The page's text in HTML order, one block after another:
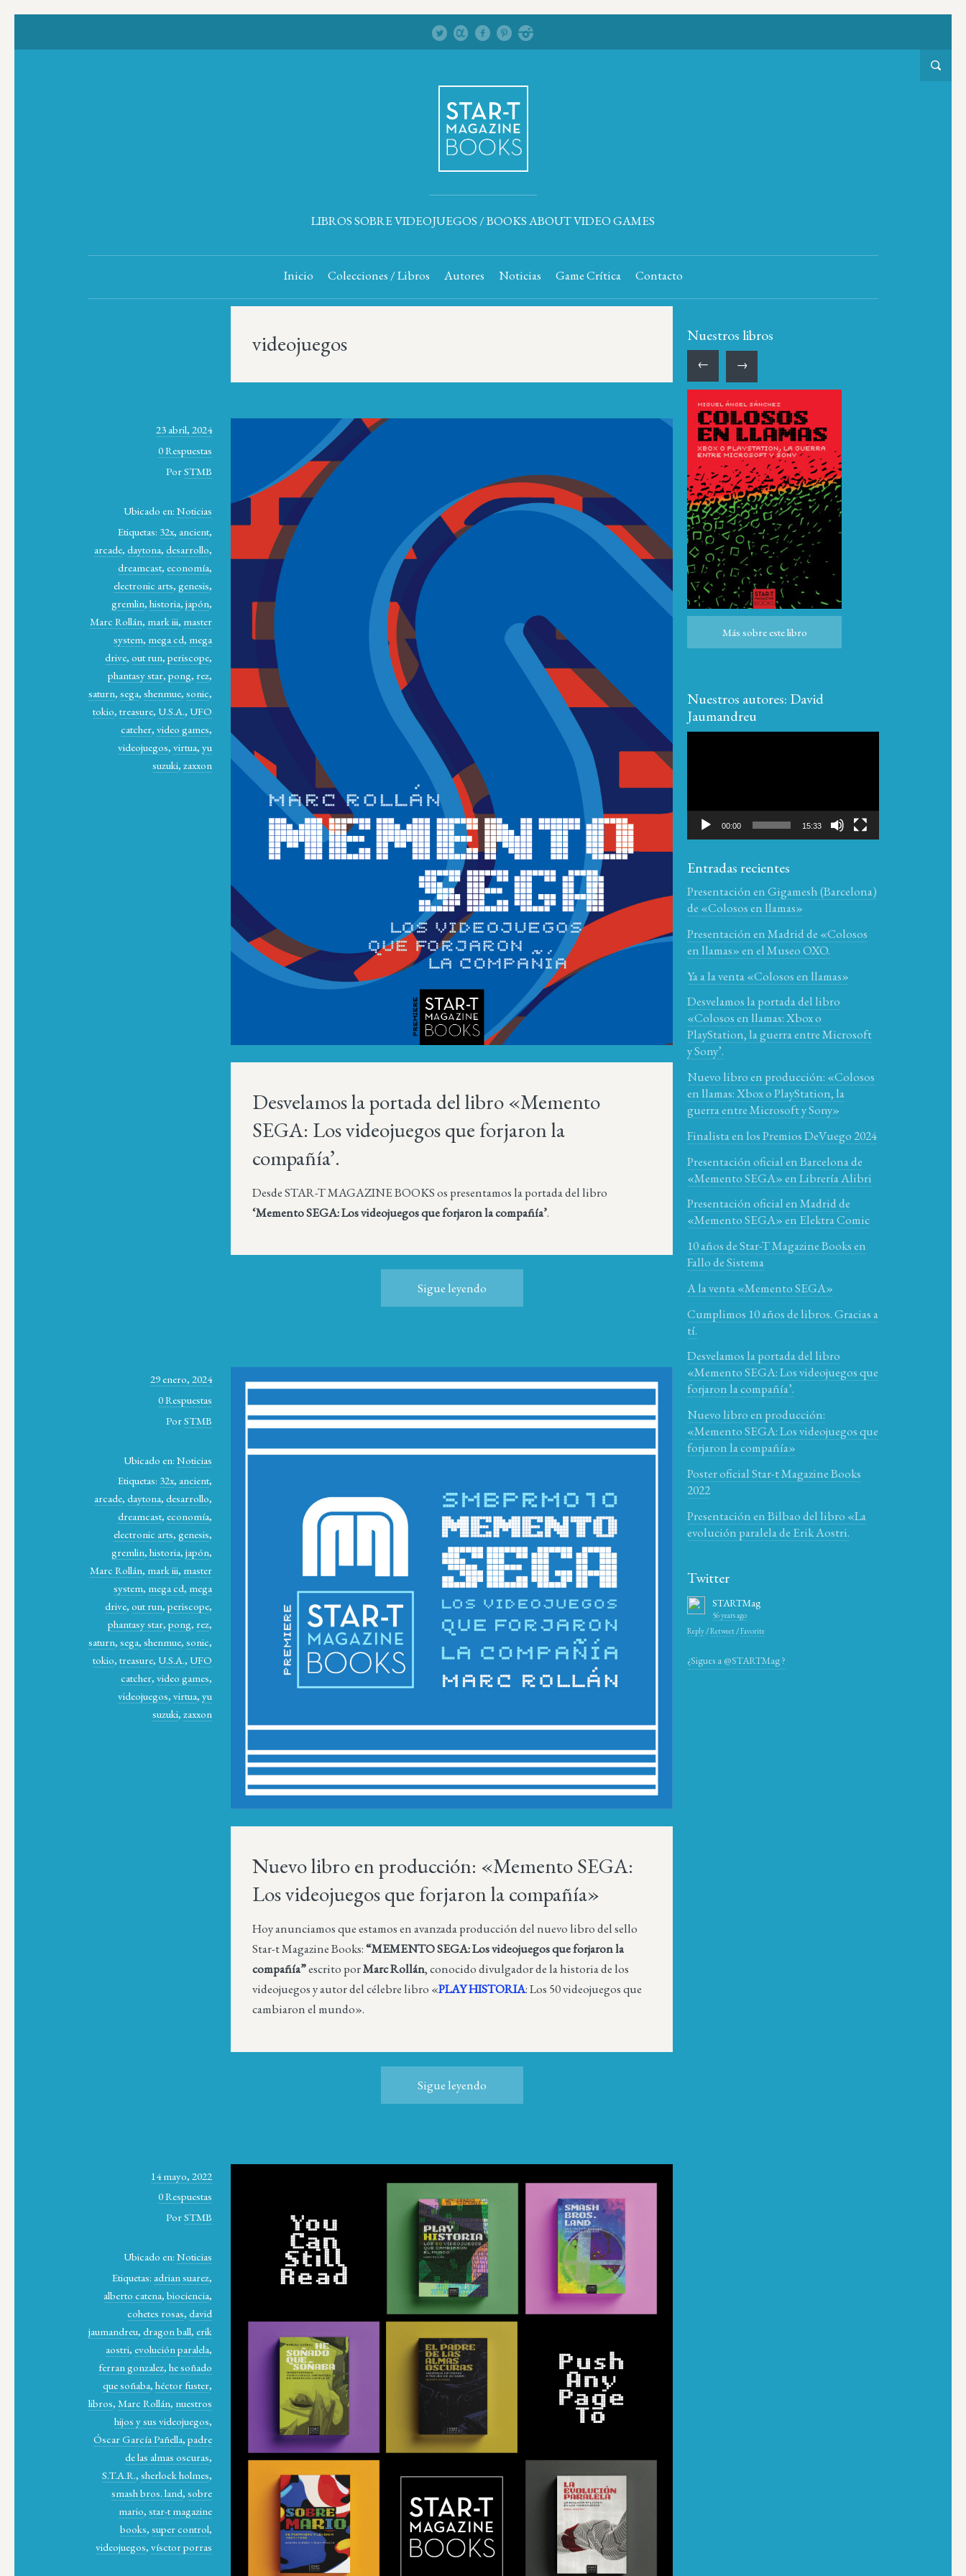
LIBROS SOBRE VIDEOJUEGOS / BOOKS ABOUT VIDEO GAMES
Inicio Colecciones / Libros Autores Noticias Game Crítica Contacto
videojuegos
23 abril, 2024
0 Respuestas
PorSTMB
Ubicado en:Noticias
Etiquetas: 32x, ancient,
arcade,daytona,desarrollo,
dreamcast,economía,
electronic arts,genesis,
gremlin,historia,japón,
Marc Rollán, mark iii, master
system, mega cd, mega
drive,out run,periscope,
phantasy star,pong, rez,
saturn,sega,shenmue,sonic,
tokio,treasure, U.S.A., UFO
catcher,video games,
videojuegos,virtua,yu
suzuki,zaxxon
Desvelamos la portada del libro «Memento
SEGA: Los videojuegos que forjaron la
compañía’.
Desde STAR-T MAGAZINE BOOKS os presentamos la portada del libro
‘Memento SEGA: Los videojuegos que forjaron la compañía’.
Sigue leyendo
29 enero, 2024
0 Respuestas
PorSTMB
Ubicado en:Noticias
Etiquetas: 32x, ancient,
arcade,daytona,desarrollo,
dreamcast,economía,
electronic arts,genesis,
gremlin,historia,japón,
Marc Rollán, mark iii, master
system, mega cd, mega
drive,out run,periscope,
phantasy star,pong, rez,
saturn,sega,shenmue,sonic,
tokio,treasure, U.S.A., UFO
catcher,video games,
videojuegos,virtua,yu
suzuki,zaxxon
Nuevo libro en producción: «Memento SEGA:
Los videojuegos que forjaron la compañía»
Hoy anunciamos que estamos en avanzada producción del nuevo libro del sello
Star-t Magazine Books:“MEMENTO SEGA: Los videojuegos que forjaron la
compañía”escrito porMarc Rollán, conocido divulgador de la historia de los
videojuegos y autor del célebre libro «PLAY HISTORIA: Los 50 videojuegos que
cambiaron el mundo».
Sigue leyendo
14 mayo, 2022
0 Respuestas
PorSTMB
Ubicado en:Noticias
Etiquetas: adrian suarez,
alberto catena,biociencia,
cohetes rosas,david
jaumandreu,dragon ball,erik
aostri,evolución paralela,
ferran gonzalez,he soñado
que soñaba,héctor fuster,
libros,Marc Rollán, nuestros
hijos y sus videojuegos,
Óscar García Pañella,padre
de las almas oscuras,
S.T.A.R.,sherlock holmes,
smash bros. land,sobre
mario,star-t magazine
books,super control,
videojuegos,vísctor porras
Nuestros libros
← →
Más sobre este libro
Nuestros autores: David
Jaumandreu
00:00 15:33
Entradas recientes
Presentación en Gigamesh (Barcelona)
de «Colosos en llamas»
Presentación en Madrid de «Colosos
en llamas» en el Museo OXO.
Ya a la venta «Colosos en llamas»
Desvelamos la portada del libro
«Colosos en llamas: Xbox o
PlayStation, la guerra entre Microsoft
y Sony’.
Nuevo libro en producción: «Colosos
en llamas: Xbox o PlayStation, la
guerra entre Microsoft y Sony»
Finalista en los Premios DeVuego 2024
Presentación oficial en Barcelona de
«Memento SEGA» en Librería Alibri
Presentación oficial en Madrid de
«Memento SEGA» en Elektra Comic
10 años de Star-T Magazine Books en
Fallo de Sistema
A la venta «Memento SEGA»
Cumplimos 10 años de libros. Gracias a
tí.
Desvelamos la portada del libro
«Memento SEGA: Los videojuegos que
forjaron la compañía’.
Nuevo libro en producción:
«Memento SEGA: Los videojuegos que
forjaron la compañía»
Poster oficial Star-t Magazine Books
2022
Presentación en Bilbao del libro «La
evolución paralela de Erik Aostri.
Twitter
STARTMag
56 years ago
Reply/Retweet/Favorite
¿Sigues a @STARTMag ?